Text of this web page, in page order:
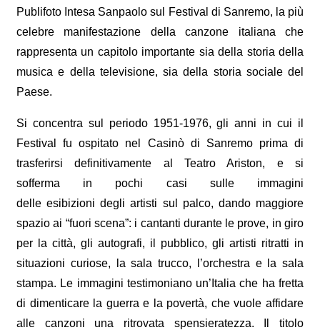
Publifoto Intesa Sanpaolo sul Festival di Sanremo, la più
celebre manifestazione della canzone italiana che
rappresenta un capitolo importante sia della storia della
musica e della televisione, sia della storia sociale del
Paese.
Si concentra sul periodo 1951-1976, gli anni in cui il
Festival fu ospitato nel Casinò di Sanremo prima di
trasferirsi definitivamente al Teatro Ariston, e si
sofferma in pochi casi sulle immagini
delle esibizioni degli artisti sul palco, dando maggiore
spazio ai “fuori scena”: i cantanti durante le prove, in giro
per la città, gli autografi, il pubblico, gli artisti ritratti in
situazioni curiose, la sala trucco, l’orchestra e la sala
stampa. Le immagini testimoniano un’Italia che ha fretta
di dimenticare la guerra e la povertà, che vuole affidare
alle canzoni una ritrovata spensieratezza. Il titolo